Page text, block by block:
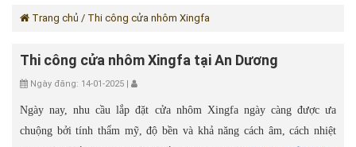
Trang chủ / Thi công cửa nhôm Xingfa
Thi công cửa nhôm Xingfa tại An Dương
Ngày đăng: 14-01-2025 |
Ngày nay, nhu cầu lắp đặt cửa nhôm Xingfa ngày càng được ưa
chuộng bởi tính thẩm mỹ, độ bền và khả năng cách âm, cách nhiệt